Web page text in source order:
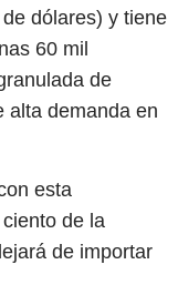
dólares) y tiene
60 mil
de
alta demanda en
esta
de la
de importar